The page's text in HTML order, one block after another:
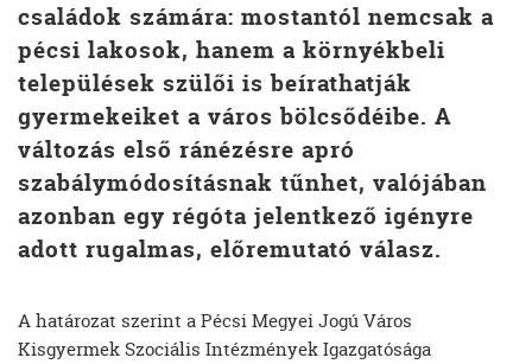
családok számára: mostantól nemcsak a
pécsi lakosok, hanem a környékbeli
települések szülői is beírathatják
gyermekeiket a város bölcsődéibe. A
változás első ránézésre apró
szabálymódosításnak tűnhet, valójában
azonban egy régóta jelentkező igényre
adott rugalmas, előremutató válasz.
A határozat szerint a Pécsi Megyei Jogú Város
Kisgyermek Szociális Intézmények Igazgatósága